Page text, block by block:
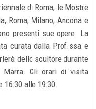
di Roma, le Mostre
Roma, Milano, Ancona e
presenti sue opere. La
curata dalla Prof.ssa e
dello scultore durante
Marra. Gli orari di visita
16:30 alle 19:30.